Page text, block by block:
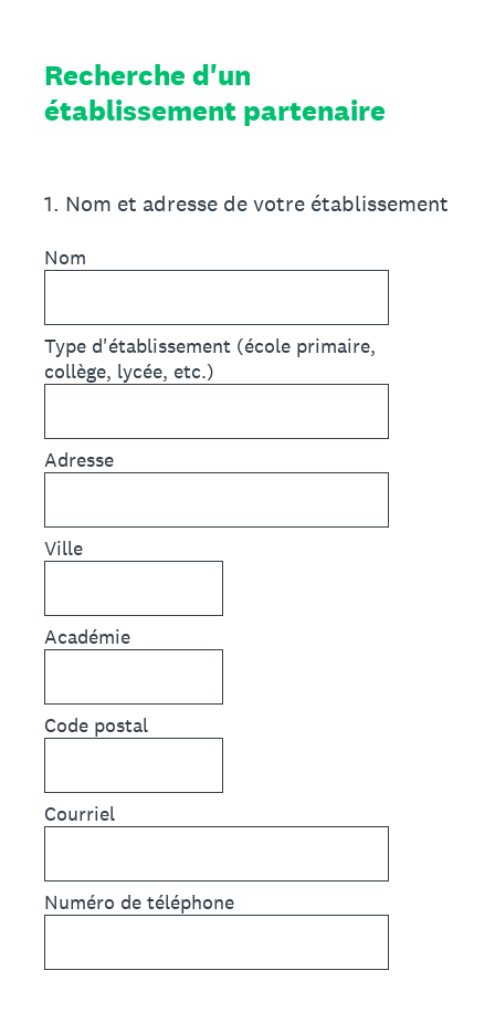
Recherche d'un
établissement partenaire
1. Nom et adresse de votre établissement
Nom
Type d'établissement (école primaire,
collège, lycée, etc.)
Adresse
Ville
Académie
Code postal
Courriel
Numéro de téléphone